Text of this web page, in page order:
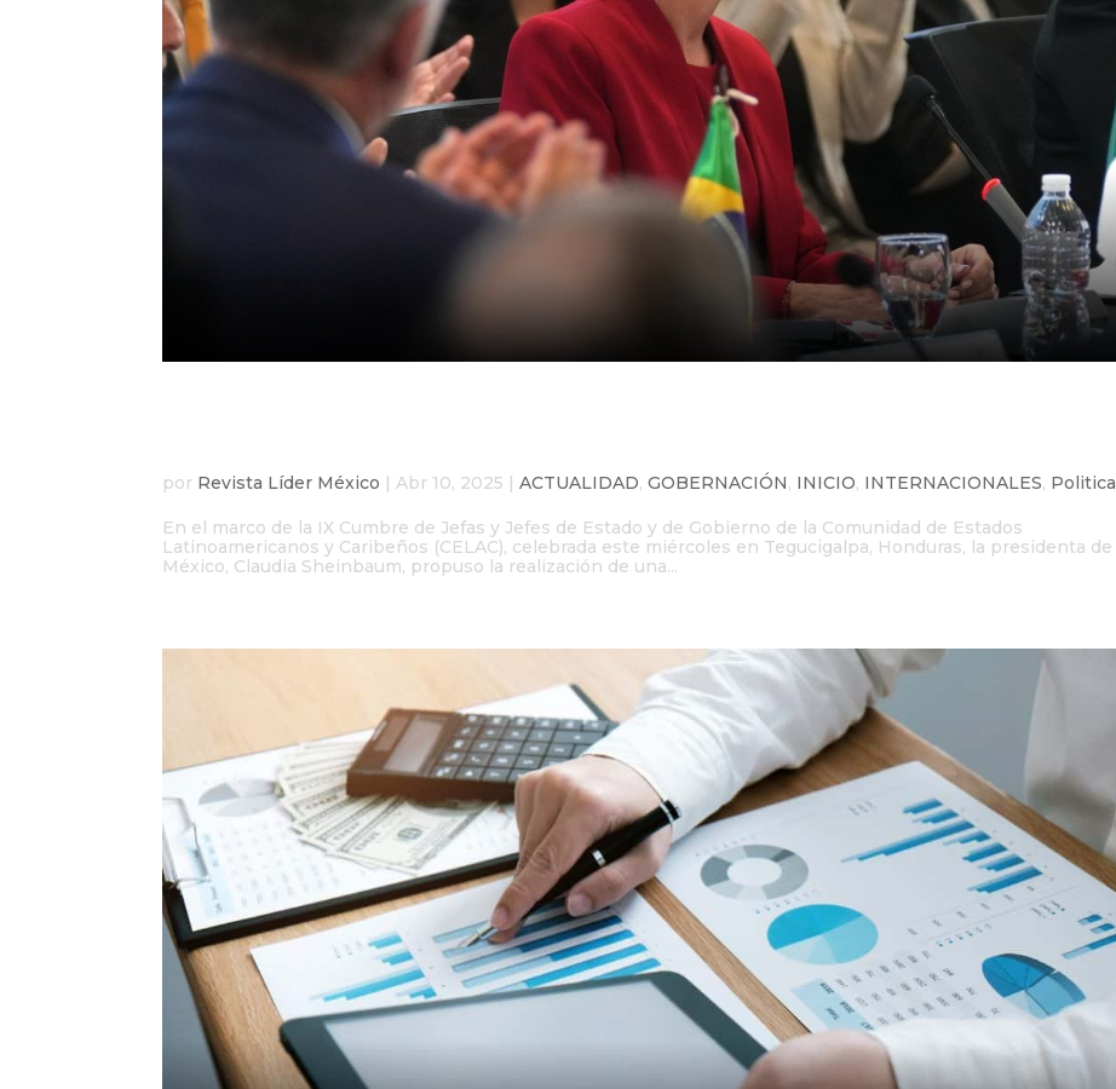
por Revista Líder México |Abr 10, 2025 |ACTUALIDAD,GOBERNACIÓN, INICIO, INTERNACIONALES, Politica
En el marco de la IX Cumbre de Jefas y Jefes de Estado y de Gobierno de la Comunidad de Estados
Latinoamericanos y Caribeños (CELAC), celebrada este miércoles en Tegucigalpa, Honduras, la presidenta de
México, Claudia Sheinbaum, propuso la realización de una...